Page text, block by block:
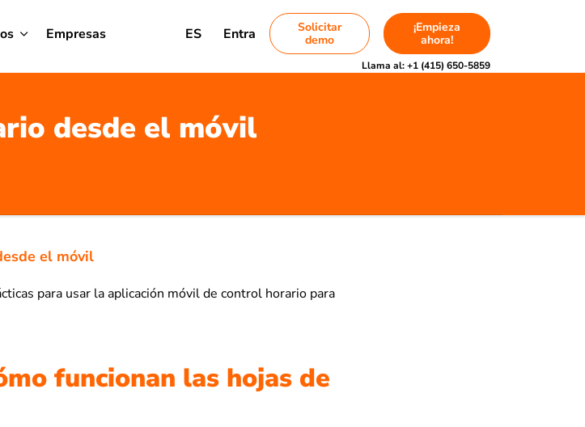
Empresas ES Entra
Solicitar
demo
¡Empieza
ahora!
Llama al:+1 (415) 650-5859
desde el móvil
el móvil
para usar la aplicación móvil de control horario para
funcionan las hojas de